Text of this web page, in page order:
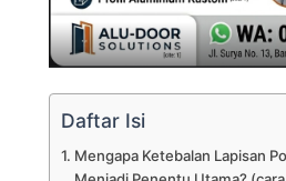
Daftar Isi
Mengapa Ketebalan Lapisan